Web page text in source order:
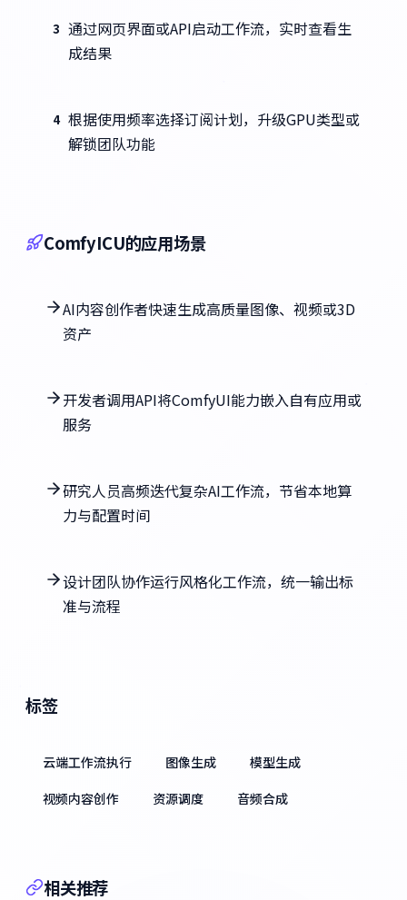
3 通过网页界面或API启动工作流，实时查看生
成结果
4 根据使用频率选择订阅计划，升级GPU类型或
解锁团队功能
ComfyICU的应用场景
AI内容创作者快速生成高质量图像、视频或3D
资产
开发者调用API将ComfyUI能力嵌入自有应用或
服务
研究人员高频迭代复杂AI工作流，节省本地算
力与配置时间
设计团队协作运行风格化工作流，统一输出标
准与流程
标签
云端工作流执行 图像生成
模型生成
视频内容创作
资源调度 音频合成
相关推荐